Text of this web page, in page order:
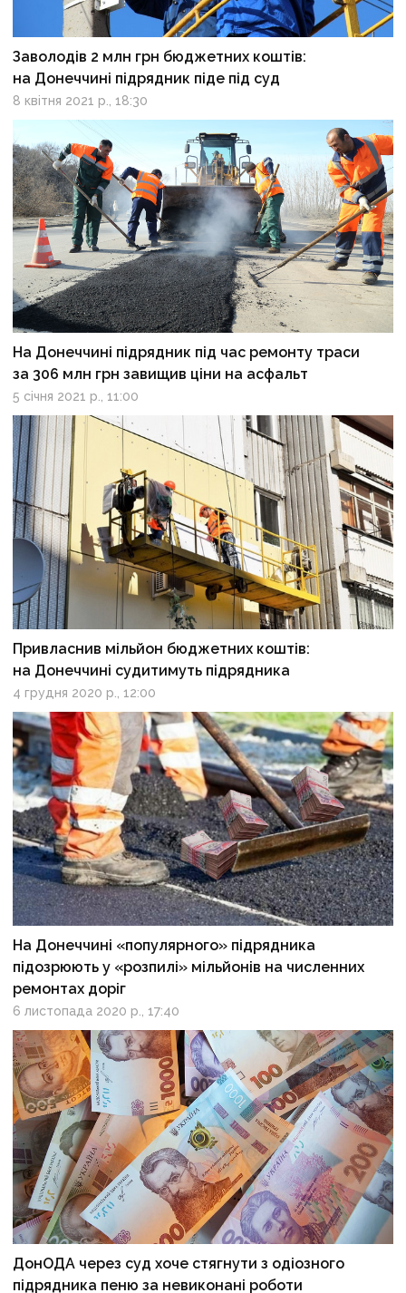
Заволодів 2 млн грн бюджетних коштів:
на Донеччині підрядник піде під суд
8 квітня 2021 р., 18:30
На Донеччині підрядник під час ремонту траси
за 306 млн грн завищив ціни на асфальт
5 січня 2021 р., 11:00
Привласнив мільйон бюджетних коштів:
на Донеччині судитимуть підрядника
4 грудня 2020 р., 12:00
На Донеччині «популярного» підрядника
підозрюють у «розпилі» мільйонів на численних
ремонтах доріг
6 листопада 2020 р., 17:40
ДонОДА через суд хоче стягнути з одіозного
підрядника пеню за невиконані роботи